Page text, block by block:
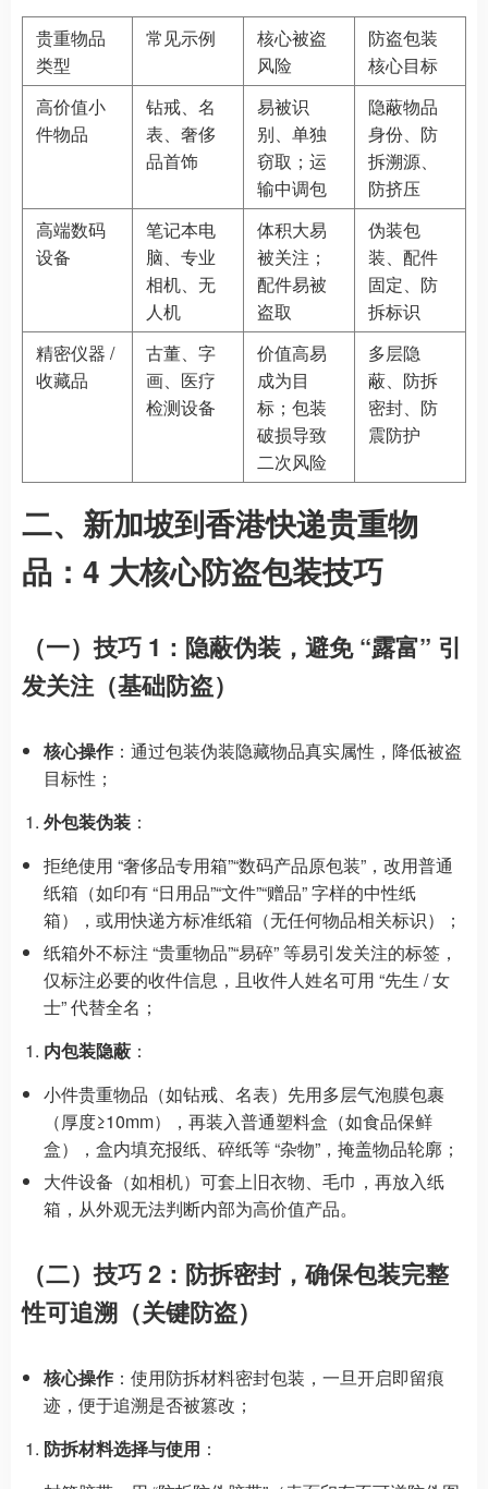
贵重物品
类型
常见示例
核心被盗
风险
防盗包装
核心目标
高价值小
件物品
钻戒、名
表、奢侈
品首饰
易被识
别、单独
窃取；运
输中调包
隐蔽物品
身份、防
拆溯源、
防挤压
高端数码
设备
笔记本电
脑、专业
相机、无
人机
体积大易
被关注；
配件易被
盗取
伪装包
装、配件
固定、防
拆标识
精密仪器 /
收藏品
古董、字
画、医疗
检测设备
价值高易
成为目
标；包装
破损导致
二次风险
多层隐
蔽、防拆
密封、防
震防护
二、新加坡到香港快递贵重物
品：4 大核心防盗包装技巧
（一）技巧 1：隐蔽伪装，避免 “露富” 引
发关注（基础防盗）
核心操作 ：通过包装伪装隐藏物品真实属性，降低被盗
目标性；
外包装伪装 ：
拒绝使用 “奢侈品专用箱”“数码产品原包装”，改用普通
纸箱（如印有 “日用品”“文件”“赠品” 字样的中性纸
箱），或用快递方标准纸箱（无任何物品相关标识）；
纸箱外不标注 “贵重物品”“易碎” 等易引发关注的标签，
仅标注必要的收件信息，且收件人姓名可用 “先生 / 女
士” 代替全名；
内包装隐蔽 ：
小件贵重物品（如钻戒、名表）先用多层气泡膜包裹
（厚度≥10mm），再装入普通塑料盒（如食品保鲜
盒），盒内填充报纸、碎纸等 “杂物”，掩盖物品轮廓；
大件设备（如相机）可套上旧衣物、毛巾，再放入纸
箱，从外观无法判断内部为高价值产品。
（二）技巧 2：防拆密封，确保包装完整
性可追溯（关键防盗）
核心操作 ：使用防拆材料密封包装，一旦开启即留痕
迹，便于追溯是否被篡改；
防拆材料选择与使用 ：